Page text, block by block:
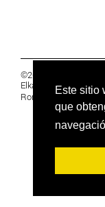
Este sitio
que
©2019 Euskal Herriko
Elkartea -PRIVACIDAD
Ronda 27, 1 Ezk,